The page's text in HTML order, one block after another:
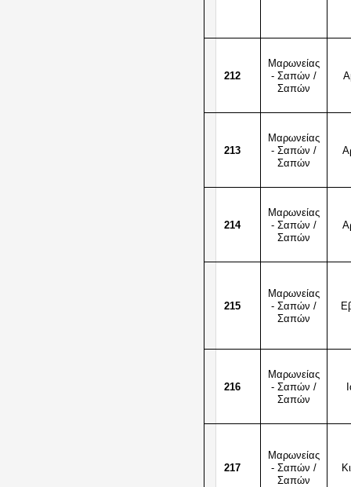
212
Μαρωνείας
- Σαπών /
Σαπών
213
Μαρωνείας
- Σαπών /
Σαπών
214
Μαρωνείας
- Σαπών /
Σαπών
215
Μαρωνείας
- Σαπών /
Σαπών
216
Μαρωνείας
- Σαπών /
Σαπών
217
Μαρωνείας
- Σαπών /
Σαπών